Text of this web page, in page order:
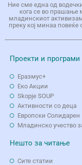
Ние сме една од
кога се во прашање
младинскиот
преку кој минаа
Проекти и програми
Еразмус+
Еко Aкции
Skopje SOUP
Активности со деца
Европски Солидарен
Младинско учество
Нешто за читање
Сите статии